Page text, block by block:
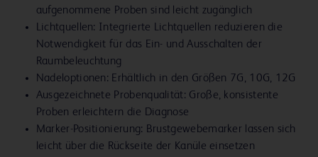
aufgenommene Proben sind leicht zugänglich
Lichtquellen: Integrierte Lichtquellen reduzieren die
Notwendigkeit für das Ein- und Ausschalten der
Raumbeleuchtung
Nadeloptionen: Erhältlich in den Größen 7G, 10G, 12G
Ausgezeichnete Probenqualität: Große, konsistente
Proben erleichtern die Diagnose
Marker-Positionierung: Brustgewebemarker lassen sich
leicht über die Rückseite der Kanüle einsetzen